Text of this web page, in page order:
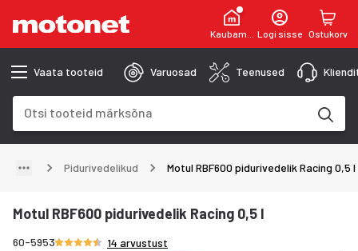
KaubamajaLogi sisse Ostukorv
Vaata tooteid Varuosad Teenused
Pidurivedelikud Motul RBF600 pidurivedelik Racing 0,5 l
Motul RBF600 pidurivedelik Racing 0,5 l
60-5953Hinnang 4.7/5 tähte
14 arvustust